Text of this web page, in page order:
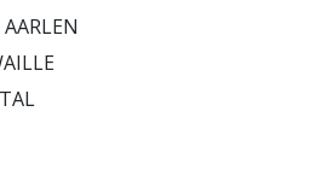
AARLEN